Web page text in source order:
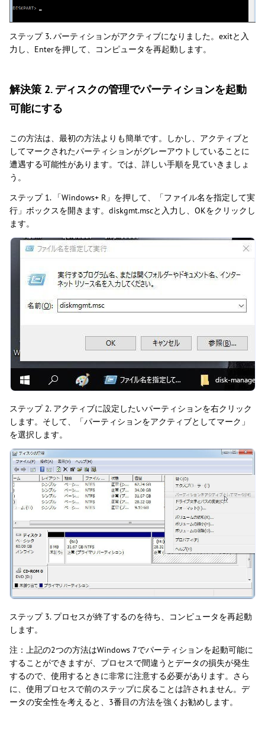
ステップ 3. パーティションがアクティブになりました。exitと入
力し、Enterを押して、コンピュータを再起動します。
解決策 2. ディスクの管理でパーティションを起動
可能にする
この方法は、最初の方法よりも簡単です。しかし、アクティブと
してマークされたパーティションがグレーアウトしていることに
遭遇する可能性があります。では、詳しい手順を見ていきましょ
う。
ステップ 1. 「Windows+ R」を押して、「ファイル名を指定して実
行」ボックスを開きます。diskgmt.mscと入力し、OKをクリックし
ます。
ステップ 2. アクティブに設定したいパーティションを右クリック
します。そして、「パーティションをアクティブとしてマーク」
を選択します。
ステップ 3. プロセスが終了するのを待ち、コンピュータを再起動
します。
注：上記の2つの方法はWindows 7でパーティションを起動可能に
することができますが、プロセスで間違うとデータの損失が発生
するので、使用するときに非常に注意する必要があります。さら
に、使用プロセスで前のステップに戻ることは許されません。デ
ータの安全性を考えると、3番目の方法を強くお勧めします。